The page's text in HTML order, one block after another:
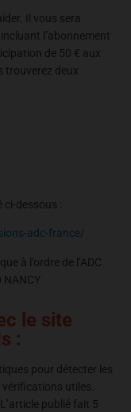
Il vous sera
l’abonnement
de 50 € aux
trouverez deux
ci-dessous :
adc-france/
à l’ordre de l’ADC
NANCY
le site
:
pour détecter les
vérifications utiles.
publié fait 5